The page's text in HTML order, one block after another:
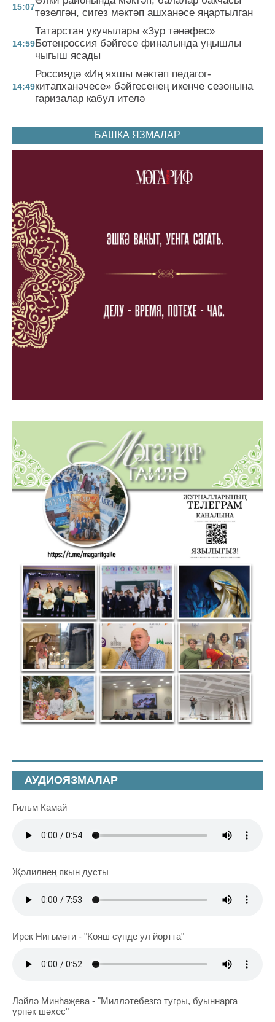
15:07төзелгән, сигез мәктәп ашханәсе яңартылган
14:59
Татарстан укучылары «Зур тәнәфес»
Бөтенроссия бәйгесе финалында уңышлы
чыгыш ясады
14:49
Россиядә «Иң яхшы мәктәп педагог-
китапханәчесе» бәйгесенең икенче сезонына
гаризалар кабул ителә
БАШКА ЯЗМАЛАР
АУДИОЯЗМАЛАР
Гильм Камай
Җәлилнең якын дусты
Ирек Нигъмәти - "Кояш сүнде ул йортта"
Ләйлә Минһаҗева - "Милләтебезгә тугры, буыннарга
үрнәк шәхес"